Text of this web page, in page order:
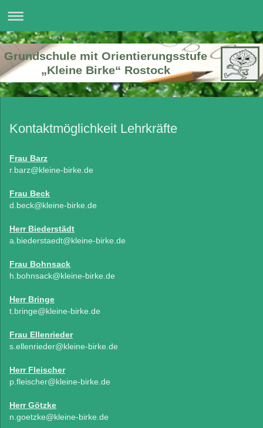
Grundschule mit Orientierungsstufe
„Kleine Birke“ Rostock
Kontaktmöglichkeit Lehrkräfte
Frau Barz
r.barz@kleine-birke.de
Frau Beck
d.beck@kleine-birke.de
Herr Biederstädt
a.biederstaedt@kleine-birke.de
Frau Bohnsack
h.bohnsack@kleine-birke.de
Herr Bringe
t.bringe@kleine-birke.de
Frau Ellenrieder
s.ellenrieder@kleine-birke.de
Herr Fleischer
p.fleischer@kleine-birke.de
Herr Götzke
n.goetzke@kleine-birke.de